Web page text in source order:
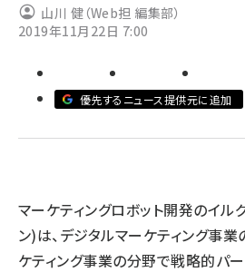
note (2315)
z世代 (1623)
山川 健（Web担 編集部）
2019年11月22日 7:00
優先するニュース提供元に追加
マーケティングロボット開発のイル
ン)は、デジタルマーケティング事業
ケティング事業の分野で戦略的パ